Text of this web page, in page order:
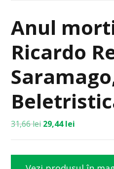
Anul
Ricardo
31,66lei 29,44lei